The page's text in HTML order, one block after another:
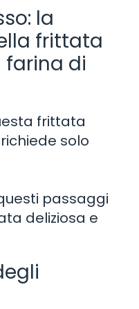
la
frittata
farina di
frittata
solo
passaggi
deliziosa e